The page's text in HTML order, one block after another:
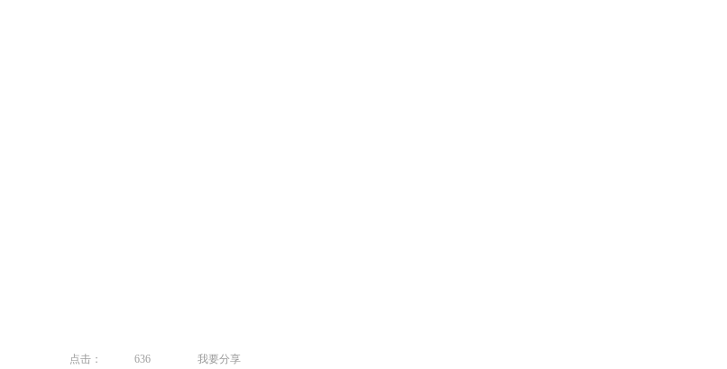
点击： 636 我要分享